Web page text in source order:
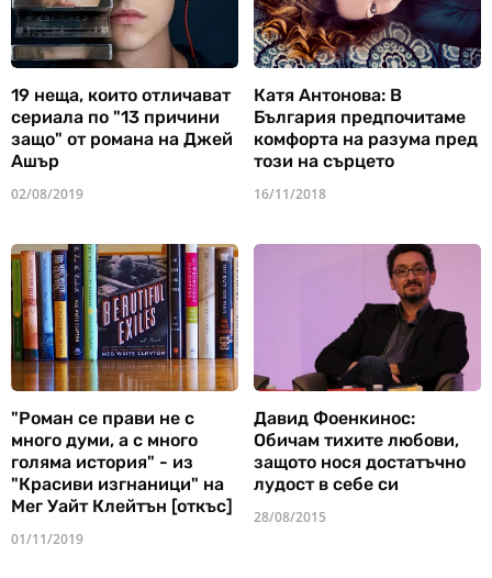
19 неща, които отличават
сериала по "13 причини
защо" от романа на Джей
Ашър
02/08/2019
Катя Антонова: В
България предпочитаме
комфорта на разума пред
този на сърцето
16/11/2018
"Роман се прави не с
много думи, а с много
голяма история" - из
"Красиви изгнаници" на
Мег Уайт Клейтън [откъс]
01/11/2019
Давид Фоенкинос:
Обичам тихите любови,
защото нося достатъчно
лудост в себе си
28/08/2015